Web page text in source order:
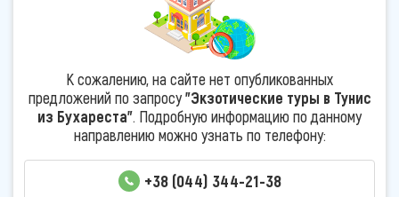
К сожалению, на сайте нет опубликованных
предложений по запросу"Экзотические туры в Тунис
из Бухареста". Подробную информацию по данному
направлению можно узнать по телефону:
+38 (044) 344-21-38